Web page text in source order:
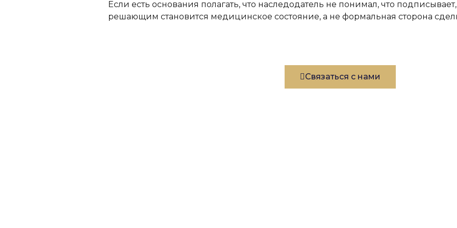
Если есть основания полагать, что наследодатель не понимал, что подписывает,
решающим становится медицинское состояние, а не формальная сторона
Связаться с нами